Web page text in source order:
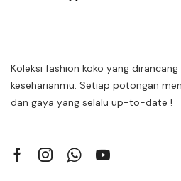
Koleksi fashion koko yang
keseharianmu. Setiap potongan
dan gaya yang selalu up-to-date !